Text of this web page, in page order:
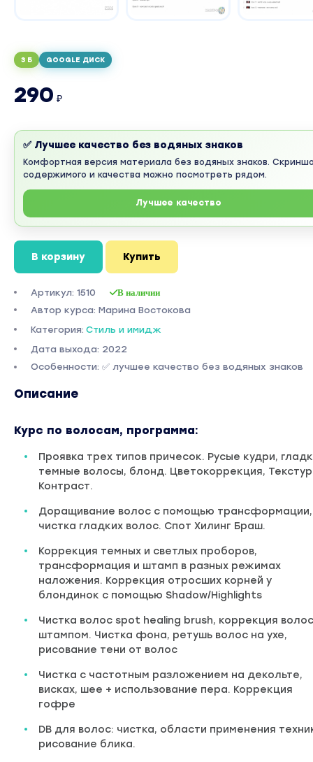
3 Б GOOGLE ДИСК
290 ₽
✅ Лучшее качество без водяных знаков
Комфортная версия материала без водяных знаков.
содержимого и качества можно посмотреть рядом.
Лучшее качество
В корзину Купить
Артикул: 1510 В наличии
Автор курса: Марина Востокова
Категория: Стиль и имидж
Дата выхода: 2022
Особенности: ✅ лучшее качество без водяных знаков
Описание
Курс по волосам, программа:
Проявка трех типов причесок. Русые кудри,
темные волосы, блонд. Цветокоррекция,
Контраст.
Доращивание волос с помощью трансформации,
чистка гладких волос. Спот Хилинг Браш.
Коррекция темных и светлых проборов,
трансформация и штамп в разных режимах
наложения. Коррекция отросших корней у
блондинок с помощью Shadow/Highlights
Чистка волос spot healing brush, коррекция волос
штампом. Чистка фона, ретушь волос на ухе,
рисование тени от волос
Чистка с частотным разложением на декольте,
висках, шее + использование пера. Коррекция
гофре
DB для волос: чистка, области применения
рисование блика.